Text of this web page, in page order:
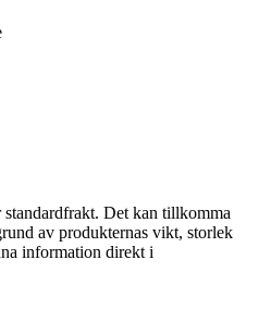
Det kan tillkomma
av produkternas vikt, storlek
information direkt i